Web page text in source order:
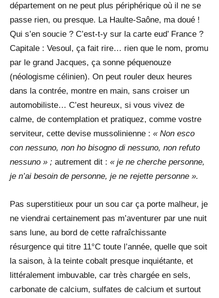
département on ne peut plus périphérique où il ne se
passe rien, ou presque. La Haulte-Saône, ma doué !
Qui s’en soucie ? C’est-t-y sur la carte eud’ France ?
Capitale : Vesoul, ça fait rire… rien que le nom, promu
par le grand Jacques, ça sonne péquenouze
(néologisme célinien). On peut rouler deux heures
dans la contrée, montre en main, sans croiser un
automobiliste… C’est heureux, si vous vivez de
calme, de contemplation et pratiquez, comme vostre
serviteur, cette devise mussolinienne : « Non esco
con nessuno, non ho bisogno di nessuno, non refuto
nessuno » ; autrement dit : « je ne cherche personne,
je n’ai besoin de personne, je ne rejette personne ».
Pas superstitieux pour un sou car ça porte malheur, je
ne viendrai certainement pas m’aventurer par une nuit
sans lune, au bord de cette rafraîchissante
résurgence qui titre 11°C toute l’année, quelle que soit
la saison, à la teinte cobalt presque inquiétante, et
littéralement imbuvable, car très chargée en sels,
carbonate de calcium, sulfates de calcium et surtout